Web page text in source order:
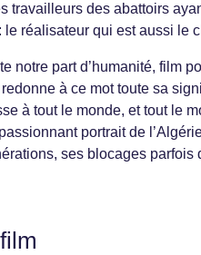
travailleurs des abattoirs
réalisateur qui est aussi le
notre part d’humanité, film
à ce mot toute sa
à tout le monde, et tout le
portrait de
ses blocages parfois